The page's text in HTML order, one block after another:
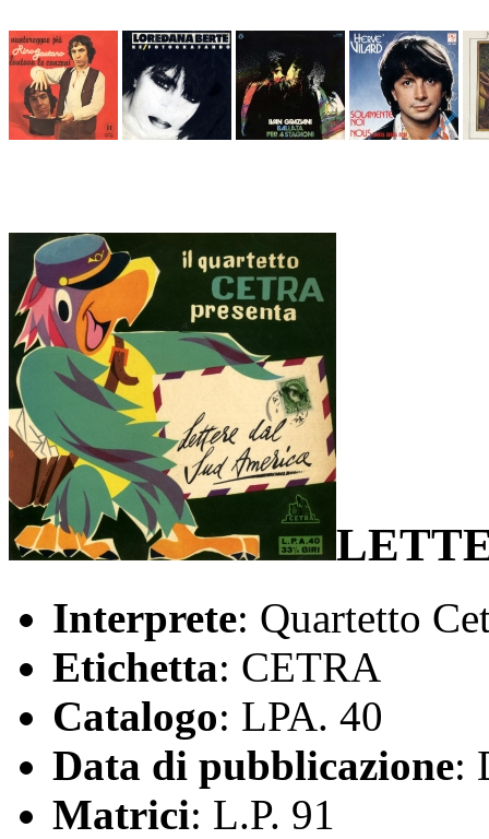
Interprete: Quartetto
Etichetta: CETRA
Catalogo: LPA. 40
Data di pubblicazione:
Matrici: L.P. 91